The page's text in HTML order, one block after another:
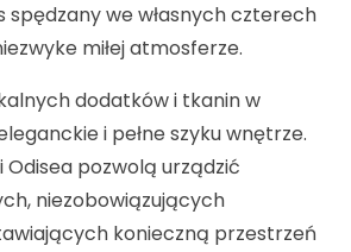
spędzany we własnych czterech
miłej atmosferze.
dodatków i tkanin w
i pełne szyku wnętrze.
Odisea pozwolą urządzić
niezobowiązujących
konieczną przestrzeń